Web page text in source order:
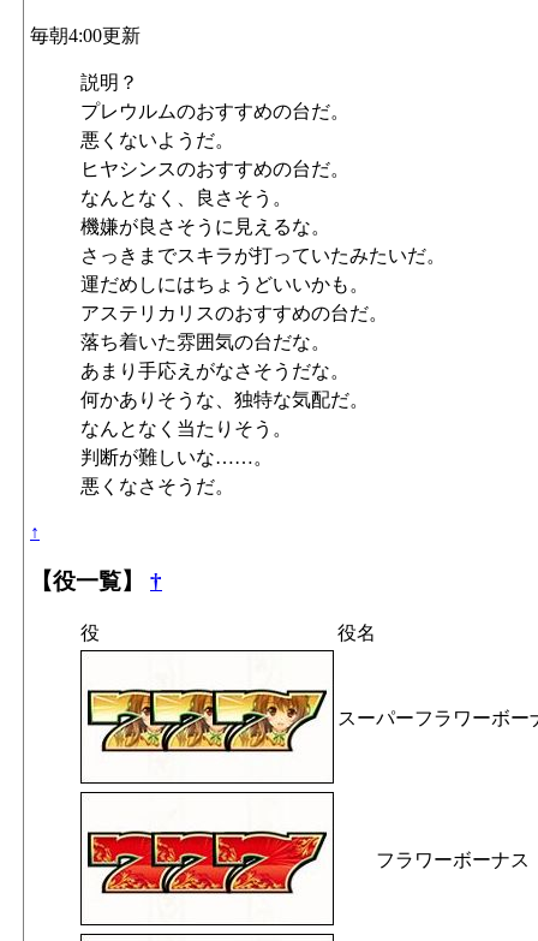
毎朝4:00更新
説明？
プレウルムのおすすめの台だ。
悪くないようだ。
ヒヤシンスのおすすめの台だ。
なんとなく、良さそう。
機嫌が良さそうに見えるな。
さっきまでスキラが打っていたみたいだ。
運だめしにはちょうどいいかも。
アステリカリスのおすすめの台だ。
落ち着いた雰囲気の台だな。
あまり手応えがなさそうだな。
何かありそうな、独特な気配だ。
なんとなく当たりそう。
判断が難しいな……。
悪くなさそうだ。
↑
【役一覧】 †
役 役名
スーパーフラワーボー
フラワーボーナス